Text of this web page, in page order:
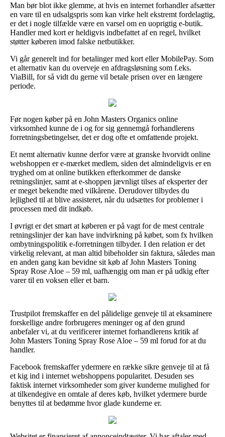
Man bør blot ikke glemme, at hvis en internet forhandler afsætter
en vare til en udsalgspris som kan virke helt ekstremt fordelagtig,
er det i nogle tilfælde være en varsel om en uoprigtig e-butik.
Handler med kort er heldigvis indbefattet af en regel, hvilket
støtter køberen imod falske netbutikker.
Vi går generelt ind for betalinger med kort eller MobilePay. Som
et alternativ kan du overveje en afdragsløsning som f.eks.
ViaBill, for så vidt du gerne vil betale prisen over en længere
periode.
Før nogen køber på en John Masters Organics online
virksomhed kunne de i og for sig gennemgå forhandlerens
forretningsbetingelser, det er dog ofte et omfattende projekt.
Et nemt alternativ kunne derfor være at granske hvorvidt online
webshoppen er e-mærket medlem, siden det almindeligvis er en
tryghed om at online butikken efterkommer de danske
retningslinjer, samt at e-shoppen jævnligt tilses af eksperter der
er meget bekendte med vilkårene. Derudover tilbydes du
lejlighed til at blive assisteret, når du udsættes for problemer i
processen med dit indkøb.
I øvrigt er det smart at køberen er på vagt for de mest centrale
retningslinjer der kan have indvirkning på købet, som fx hvilken
ombytningspolitik e-forretningen tilbyder. I den relation er det
virkelig relevant, at man altid bibeholder sin faktura, således man
en anden gang kan bevidne sit køb af John Masters Toning
Spray Rose Aloe – 59 ml, uafhængig om man er på udkig efter
varer til en voksen eller et barn.
Trustpilot fremskaffer en del pålidelige genveje til at eksaminere
forskellige andre forbrugeres meninger og af den grund
anbefaler vi, at du verificerer internet forhandlerens kritik af
John Masters Toning Spray Rose Aloe – 59 ml forud for at du
handler.
Facebook fremskaffer ydermere en række sikre genveje til at få
et kig ind i internet webshoppens popularitet. Desuden ses
faktisk internet virksomheder som giver kunderne mulighed for
at tilkendegive en omtale af deres køb, hvilket ydermere burde
benyttes til at bedømme hvor glade kunderne er.